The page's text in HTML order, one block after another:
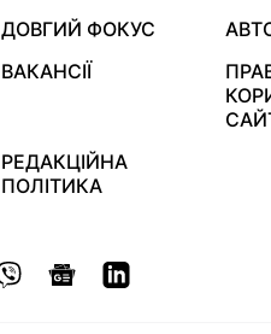
ДОВГИЙ ФОКУС
ВАКАНСІЇ
РЕДАКЦІЙНА
ПОЛІТИКА